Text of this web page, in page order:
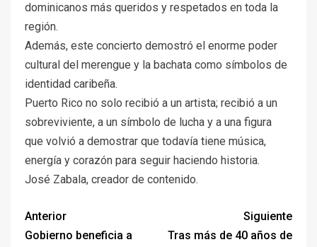
dominicanos más queridos y respetados en toda la
región.
Además, este concierto demostró el enorme poder
cultural del merengue y la bachata como símbolos de
identidad caribeña.
Puerto Rico no solo recibió a un artista; recibió a un
sobreviviente, a un símbolo de lucha y a una figura
que volvió a demostrar que todavía tiene música,
energía y corazón para seguir haciendo historia.
José Zabala, creador de contenido.
Anterior
Gobierno beneficia a
Siguiente
Tras más de 40 años de